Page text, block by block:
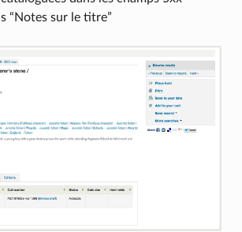
“Notes sur le titre”